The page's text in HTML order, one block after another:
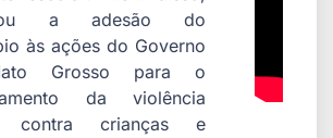
a adesão do
às ações do Governo
Grosso para o
da violência
contra crianças e